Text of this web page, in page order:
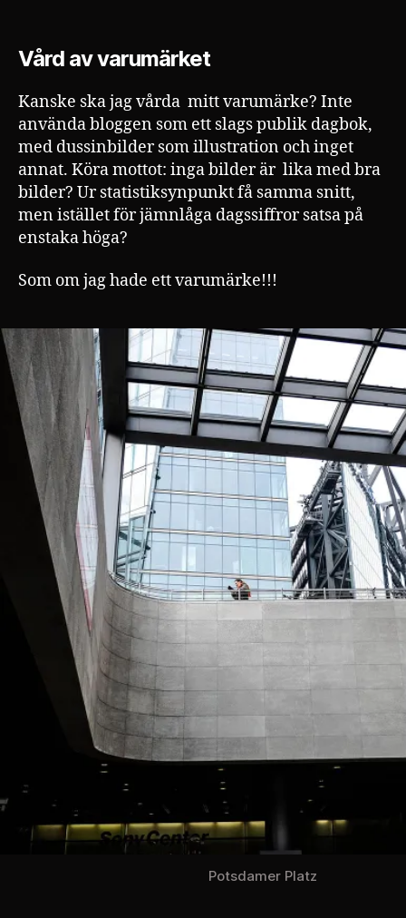
Vård av varumärket
Kanske ska jag vårda mitt varumärke? Inte
använda bloggen som ett slags publik dagbok,
med dussinbilder som illustration och inget
annat. Köra mottot: inga bilder är lika med bra
bilder? Ur statistiksynpunkt få samma snitt,
men istället för jämnlåga dagssiffror satsa på
enstaka höga?
Som om jag hade ett varumärke!!!
Potsdamer Platz